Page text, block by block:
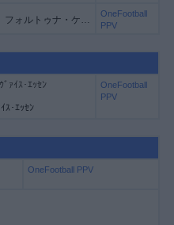
フォルトゥナ・ケルン
OneFootball
PPV
ｽ･ｴｯｾﾝ
OneFootball
PPV
OneFootball PPV